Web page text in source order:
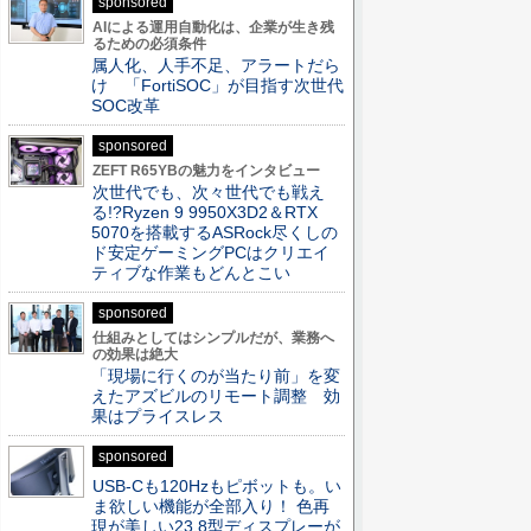
AIによる運用自動化は、企業が生き残
るための必須条件
属人化、人手不足、アラートだら
け 「FortiSOC」が目指す次世代
SOC改革
sponsored
ZEFT R65YBの魅力をインタビュー
次世代でも、次々世代でも戦え
る!?Ryzen 9 9950X3D2＆RTX
5070を搭載するASRock尽くしの
ド安定ゲーミングPCはクリエイ
ティブな作業もどんとこい
sponsored
仕組みとしてはシンプルだが、業務へ
の効果は絶大
「現場に行くのが当たり前」を変
えたアズビルのリモート調整 効
果はプライスレス
sponsored
USB-Cも120Hzもピボットも。い
ま欲しい機能が全部入り！ 色再
現が美しい23.8型ディスプレーが